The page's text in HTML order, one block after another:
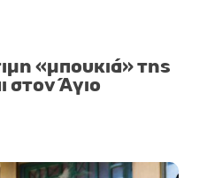
«μπουκιά» της
στον Άγιο